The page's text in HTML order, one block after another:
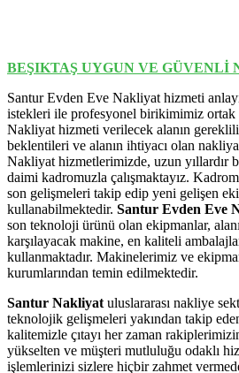
BEŞIKTAŞ UYGUN VE GÜVENLİ
Santur Evden Eve Nakliyat hizmeti
istekleri ile profesyonel birikimimiz ortak
Nakliyat hizmeti verilecek alanın
beklentileri ve alanın ihtiyacı olan
Nakliyat hizmetlerimizde, uzun yıllardır
daimi kadromuzla çalışmaktayız.
son gelişmeleri takip edip yeni gelişen
kullanabilmektedir. Santur Evden Eve
son teknoloji ürünü olan ekipmanlar,
karşılayacak makine, en kaliteli
kullanmaktadır. Makinelerimiz ve
kurumlarından temin edilmektedir.
Santur Nakliyat uluslararası nakliye
teknolojik gelişmeleri yakından takip
kalitemizle çıtayı her zaman
yükselten ve müşteri mutluluğu odaklı
işlemlerinizi sizlere hiçbir zahmet